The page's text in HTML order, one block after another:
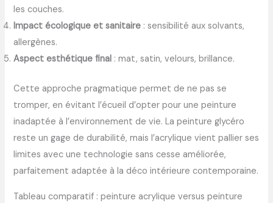
les couches.
Impact écologique et sanitaire : sensibilité aux solvants,
allergènes.
Aspect esthétique final : mat, satin, velours, brillance.
Cette approche pragmatique permet de ne pas se
tromper, en évitant l’écueil d’opter pour une peinture
inadaptée à l’environnement de vie. La peinture glycéro
reste un gage de durabilité, mais l’acrylique vient pallier ses
limites avec une technologie sans cesse améliorée,
parfaitement adaptée à la déco intérieure contemporaine.
Tableau comparatif : peinture acrylique versus peinture